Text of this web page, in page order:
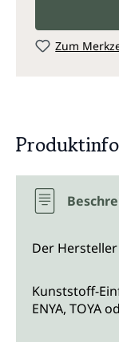
Zum
Der
Kunststoff-
ENYA, TOYA